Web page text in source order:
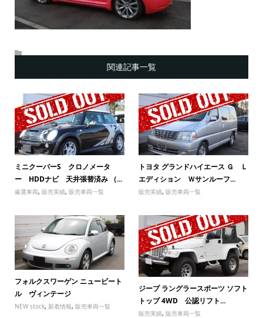
関連記事一覧
ミニクーパーS クロノメータ
ー HDDナビ 天井張替済み （...
厳選車両, 販売実績, 販売車両一覧
トヨタ グランドハイエース Ｇ Ｌ
エディション Ｗサンルーフ...
販売実績,販売車両一覧
フォルクスワーゲン ニュービート
ル ヴィンテージ
NEW stock, 新着情報, 販売車両一覧
ジープ ラングラースポーツ ソフト
トップ 4WD 公認リフト...
販売実績,販売車両一覧